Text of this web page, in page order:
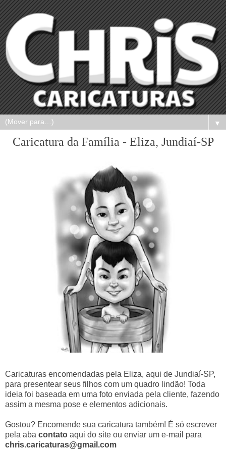
▼
Caricatura da Família - Eliza, Jundiaí-SP
Caricaturas encomendadas pela Eliza, aqui de Jundiaí-SP,
para presentear seus filhos com um quadro lindão! Toda
ideia foi baseada em uma foto enviada pela cliente, fazendo
assim a mesma pose e elementos adicionais.
Gostou? Encomende sua caricatura também! É só escrever
pela aba contato aqui do site ou enviar um e-mail para
chris.caricaturas@gmail.com